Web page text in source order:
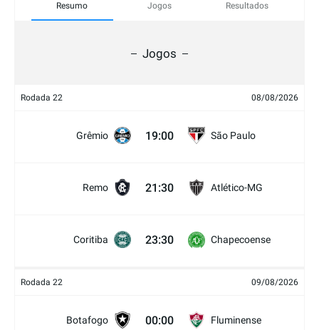
Resumo Jogos Resultados
Jogos
Rodada 22 08/08/2026
Grêmio 19:00 São Paulo
Remo 21:30 Atlético-MG
Coritiba 23:30 Chapecoense
Rodada 22 09/08/2026
Botafogo 00:00 Fluminense